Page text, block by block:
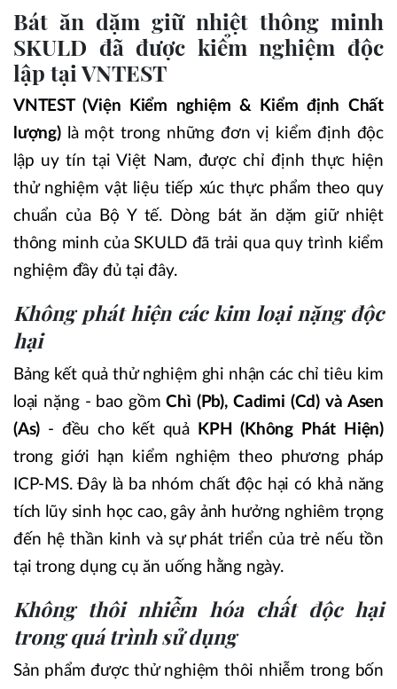
Bát ăn dặm giữ nhiệt thông minh
SKULD đã được kiểm nghiệm độc
lập tại VNTEST
VNTEST (Viện Kiểm nghiệm & Kiểm định Chất
lượng)là một trong những đơn vị kiểm định độc
lập uy tín tại Việt Nam, được chỉ định thực hiện
thử nghiệm vật liệu tiếp xúc thực phẩm theo quy
chuẩn của Bộ Y tế. Dòng bát ăn dặm giữ nhiệt
thông minh của SKULD đã trải qua quy trình kiểm
nghiệm đầy đủ tại đây.
Không phát hiện các kim loại nặng độc
hại
Bảng kết quả thử nghiệm ghi nhận các chỉ tiêu kim
loại nặng - bao gồmChì (Pb), Cadimi (Cd) và Asen
(As) - đều cho kết quả
KPH (Không Phát Hiện)
trong giới hạn kiểm nghiệm theo phương pháp
ICP-MS. Đây là ba nhóm chất độc hại có khả năng
tích lũy sinh học cao, gây ảnh hưởng nghiêm trọng
đến hệ thần kinh và sự phát triển của trẻ nếu tồn
tại trong dụng cụ ăn uống hằng ngày.
Không thôi nhiễm hóa chất độc hại
trong quá trình sử dụng
Sản phẩm được thử nghiệm thôi nhiễm trong bốn